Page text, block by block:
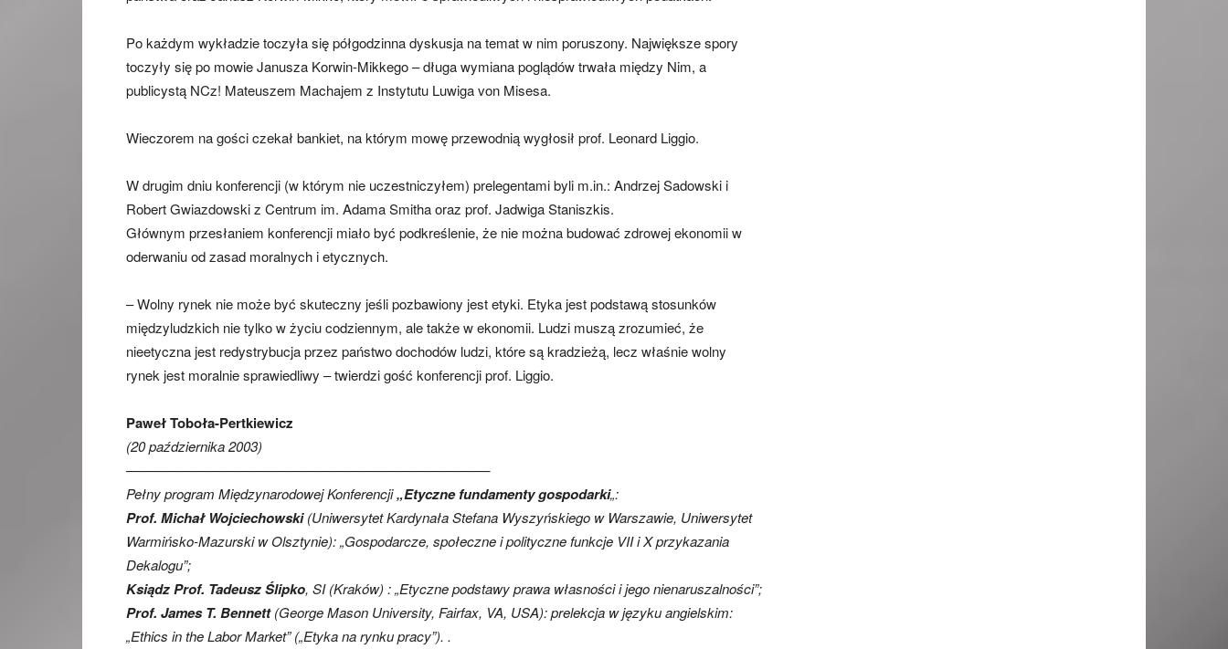
Po każdym wykładzie toczyła się półgodzinna dyskusja na temat w nim poruszony. Największe spory
toczyły się po mowie Janusza Korwin-Mikkego – długa wymiana poglądów trwała między Nim, a
publicystą NCz! Mateuszem Machajem z Instytutu Luwiga von Misesa.
Wieczorem na gości czekał bankiet, na którym mowę przewodnią wygłosił prof. Leonard Liggio.
W drugim dniu konferencji (w którym nie uczestniczyłem) prelegentami byli m.in.: Andrzej Sadowski i
Robert Gwiazdowski z Centrum im. Adama Smitha oraz prof. Jadwiga Staniszkis.
Głównym przesłaniem konferencji miało być podkreślenie, że nie można budować zdrowej ekonomii w
oderwaniu od zasad moralnych i etycznych.
– Wolny rynek nie może być skuteczny jeśli pozbawiony jest etyki. Etyka jest podstawą stosunków
międzyludzkich nie tylko w życiu codziennym, ale także w ekonomii. Ludzi muszą zrozumieć, że
nieetyczna jest redystrybucja przez państwo dochodów ludzi, które są kradzieżą, lecz właśnie wolny
rynek jest moralnie sprawiedliwy – twierdzi gość konferencji prof. Liggio.
Paweł Toboła-Pertkiewicz
(20 października 2003)
——————————————————————————–
Pełny program Międzynarodowej Konferencji„Etyczne fundamenty gospodarki„:
Prof. Michał Wojciechowski(Uniwersytet Kardynała Stefana Wyszyńskiego w Warszawie, Uniwersytet
Warmińsko-Mazurski w Olsztynie): „Gospodarcze, społeczne i polityczne funkcje VII i X przykazania
Dekalogu”;
Ksiądz Prof. Tadeusz Ślipko, SI (Kraków) : „Etyczne podstawy prawa własności i jego nienaruszalności”;
Prof. James T. Bennett(George Mason University, Fairfax, VA, USA): prelekcja w języku angielskim:
„Ethics in the Labor Market” („Etyka na rynku pracy”). .